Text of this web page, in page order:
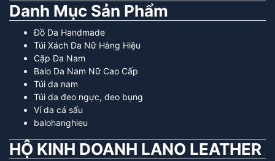
Danh Mục Sản Phẩm
Đồ Da Handmade
Túi Xách Da Nữ Hàng Hiệu
Cặp Da Nam
Balo Da Nam Nữ Cao Cấp
Túi da nam
Túi da đeo ngực, đeo bụng
Ví da cá sấu
balohanghieu
HỘ KINH DOANH LANO LEATHER